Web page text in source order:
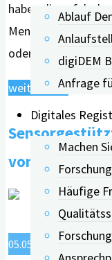
Ablauf
digiDEM
Anfrage
Digitales
Machen
Häufige
haben diese
Menschen mit
oder Menschen
weiterlesen"Die
andere
Seite
des
–
Falsche
von
05.05.2020 06.05.2020